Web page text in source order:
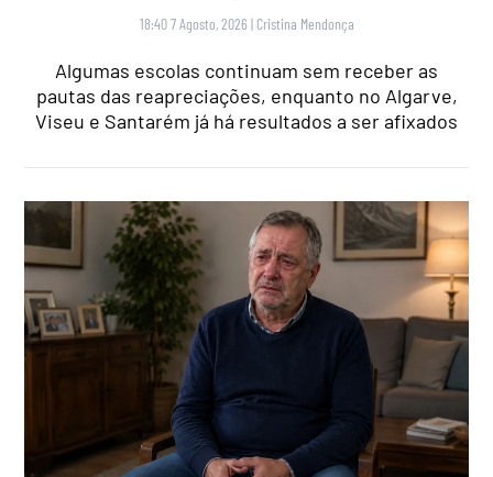
18:40 7 Agosto, 2026 | Cristina Mendonça
Algumas escolas continuam sem receber as
pautas das reapreciações, enquanto no Algarve,
Viseu e Santarém já há resultados a ser afixados